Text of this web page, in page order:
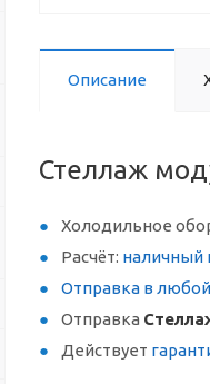
Описание
Стеллаж
Холодильное
Расчёт: наличный
Отправка в
Отправка
Действует